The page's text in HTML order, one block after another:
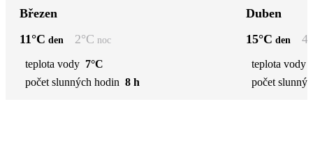
Březen
11°C den 2°C noc
teplota vody 7°C
počet slunných hodin 8 h
Duben
15°C den 4
teplota vody
počet